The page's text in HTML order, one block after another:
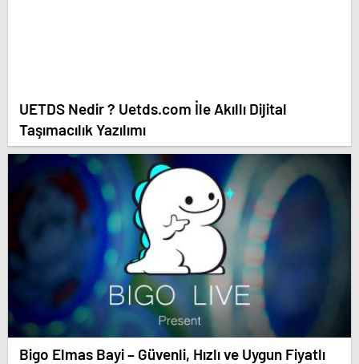
UETDS Nedir ? Uetds.com İle Akıllı Dijital
Taşımacılık Yazılımı
Bigo Elmas Bayi – Güvenli, Hızlı ve Uygun Fiyatlı